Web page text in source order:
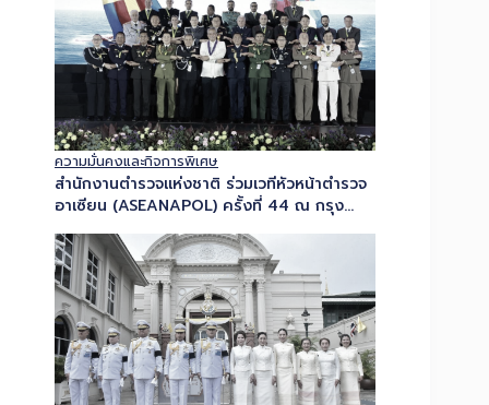
ความมั่นคงและกิจการพิเศษ
สำนักงานตำรวจแห่งชาติ ร่วมเวทีหัวหน้าตำรวจ
อาเซียน (ASEANAPOL) ครั้งที่ 44 ณ กรุง